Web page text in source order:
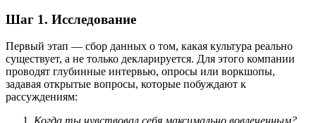
Шаг 1. Исследование
Первый этап — сбор данных о том, какая культура реально
существует, а не только декларируется. Для этого компании
проводят глубинные интервью, опросы или воркшопы,
задавая открытые вопросы, которые побуждают к
рассуждениям: